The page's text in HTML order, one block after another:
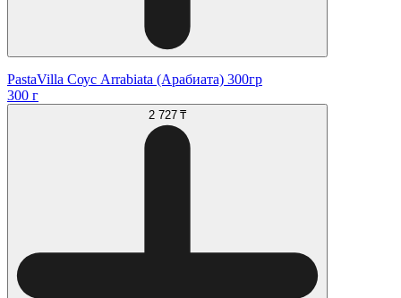
PastaVilla Соус Arrabiata (Арабиата) 300гр
300 г
2 727 ₸